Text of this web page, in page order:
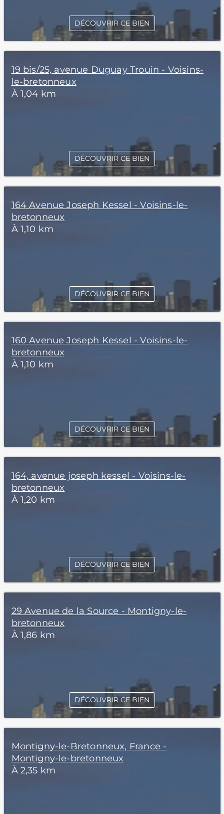
DÉCOUVRIR CE BIEN
19 bis/25, avenue Duguay Trouin - Voisins-
le-bretonneux
À 1,04 km
DÉCOUVRIR CE BIEN
164 Avenue Joseph Kessel - Voisins-le-
bretonneux
À 1,10 km
DÉCOUVRIR CE BIEN
160 Avenue Joseph Kessel - Voisins-le-
bretonneux
À 1,10 km
DÉCOUVRIR CE BIEN
164, avenue joseph kessel - Voisins-le-
bretonneux
À 1,20 km
DÉCOUVRIR CE BIEN
29 Avenue de la Source - Montigny-le-
bretonneux
À 1,86 km
DÉCOUVRIR CE BIEN
Montigny-le-Bretonneux, France -
Montigny-le-bretonneux
À 2,35 km